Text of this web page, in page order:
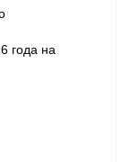
года на